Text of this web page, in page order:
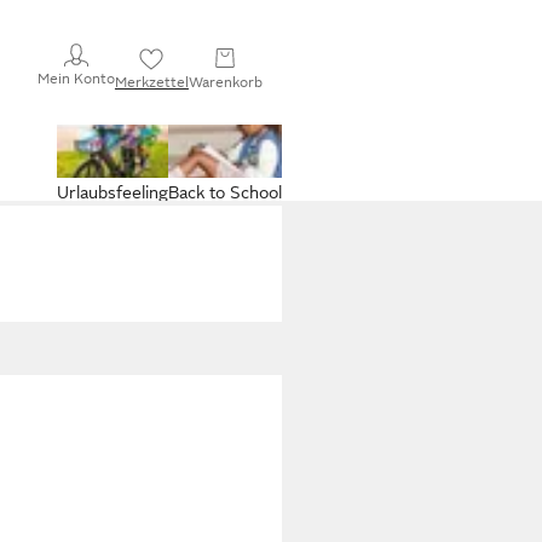
Mein KontoMerkzettelWarenkorb
Back to School
Urlaubsfeeling